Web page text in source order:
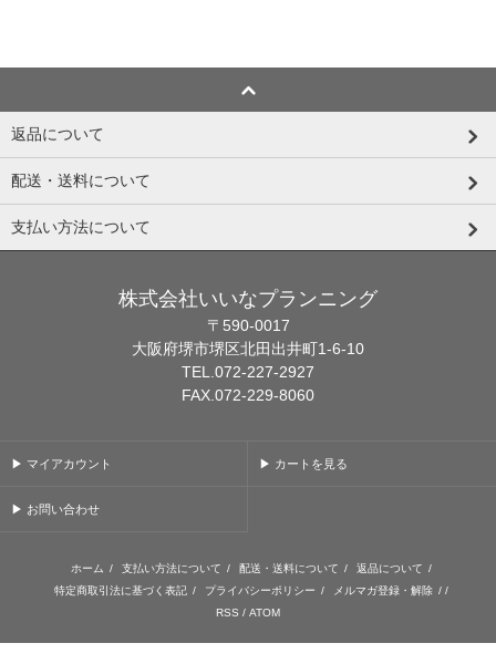
返品について
配送・送料について
支払い方法について
株式会社いいなプランニング
〒590-0017
大阪府堺市堺区北田出井町1-6-10
TEL.072-227-2927
FAX.072-229-8060
▶ マイアカウント ▶ カートを見る
▶ お問い合わせ
ホーム / 支払い方法について / 配送・送料について / 返品について /
特定商取引法に基づく表記 / プライバシーポリシー / メルマガ登録・解除 / /
RSS / ATOM